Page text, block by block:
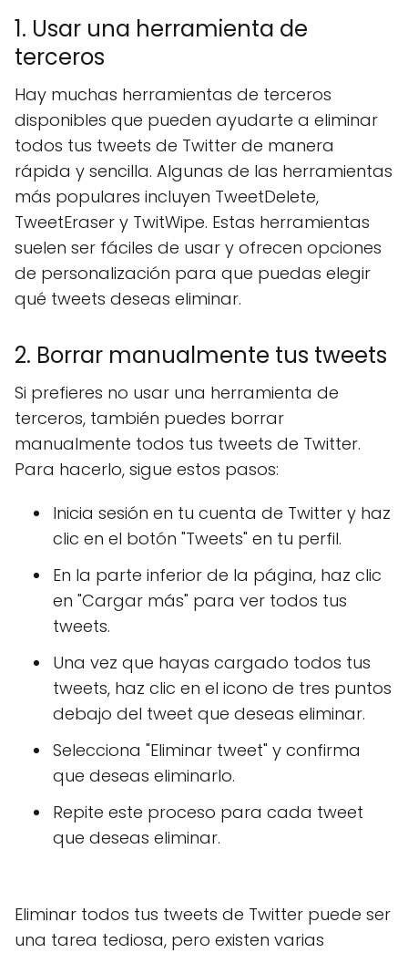
1. Usar una herramienta de
terceros
Hay muchas herramientas de terceros
disponibles que pueden ayudarte a eliminar
todos tus tweets de Twitter de manera
rápida y sencilla. Algunas de las herramientas
más populares incluyen TweetDelete,
TweetEraser y TwitWipe. Estas herramientas
suelen ser fáciles de usar y ofrecen opciones
de personalización para que puedas elegir
qué tweets deseas eliminar.
2. Borrar manualmente tus tweets
Si prefieres no usar una herramienta de
terceros, también puedes borrar
manualmente todos tus tweets de Twitter.
Para hacerlo, sigue estos pasos:
Inicia sesión en tu cuenta de Twitter y haz
clic en el botón "Tweets" en tu perfil.
En la parte inferior de la página, haz clic
en "Cargar más" para ver todos tus
tweets.
Una vez que hayas cargado todos tus
tweets, haz clic en el icono de tres puntos
debajo del tweet que deseas eliminar.
Selecciona "Eliminar tweet" y confirma
que deseas eliminarlo.
Repite este proceso para cada tweet
que deseas eliminar.
Eliminar todos tus tweets de Twitter puede ser
una tarea tediosa, pero existen varias